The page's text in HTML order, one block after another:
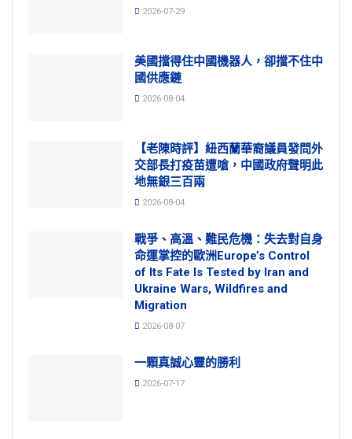
2026-07-29
美國擋得住中國機器人，卻擋不住中
國供應鏈
2026-08-04
【老陳時評】紐西蘭華裔議員發問外
交部長打疫苗遭嗆，中國政府聲明此
地無銀三百兩
2026-08-04
戰爭、高溫、難民危機：失去對自身
命運掌控的歐洲Europe’s Control
of Its Fate Is Tested by Iran and
Ukraine Wars, Wildfires and
Migration
2026-08-07
一顆真誠心靈的勝利
2026-07-17